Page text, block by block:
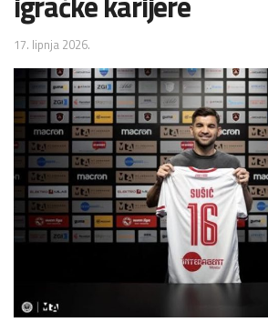
17. lipnja 2026.